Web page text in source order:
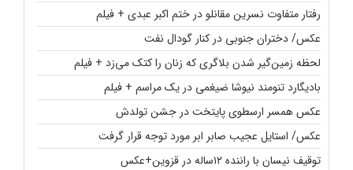
رفتار متفاوت نسرین مقانلو در ختم اکبر عبدی + فیلم
عکس/ دختران جنوبی در کنار گودال نفت
لحظه زمین‌گیر شدن بلاگری که زنان را کتک می‌زد + فیلم
بادیگارد تنومند نیوشا ضیغمی در یک مراسم + فیلم
عکس همسر ارسطوی پایتخت در جشن تولدش
عکس/ استایل عجیب صابر ابر مورد توجه قرار گرفت
توقیف نیسان با راننده ۱۲ساله در قزوین+عکس